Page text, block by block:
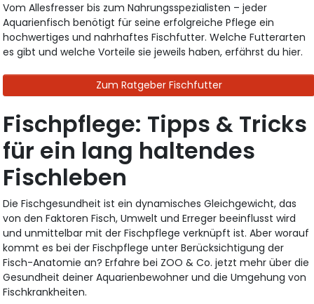
Vom Allesfresser bis zum Nahrungsspezialisten – jeder
Aquarienfisch benötigt für seine erfolgreiche Pflege ein
hochwertiges und nahrhaftes Fischfutter. Welche Futterarten
es gibt und welche Vorteile sie jeweils haben, erfährst du hier.
Zum Ratgeber Fischfutter
Fischpflege: Tipps & Tricks
für ein lang haltendes
Fischleben
Die Fischgesundheit ist ein dynamisches Gleichgewicht, das
von den Faktoren Fisch, Umwelt und Erreger beeinflusst wird
und unmittelbar mit der Fischpflege verknüpft ist. Aber worauf
kommt es bei der Fischpflege unter Berücksichtigung der
Fisch-Anatomie an? Erfahre bei ZOO & Co. jetzt mehr über die
Gesundheit deiner Aquarienbewohner und die Umgehung von
Fischkrankheiten.